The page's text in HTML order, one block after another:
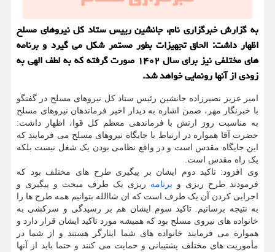
به گزارش خبرگزاری نام، جانشین رییس ستاد کل نیروهای مسلح
اظهار داشت: الحاق تجهیزات بطور مستمر شکل می گیرد و برنامه
های مختلفی نیز برای سال ۱۴۰۲ صورت گرفته که به لطف الهی به
زودی از آنها رونمایی خواهد شد.
امیر عزیز نصیرزاده جانشین رئیس ستاد کل نیروهای مسلح در گفتگو
با خبرنگار مهر، ضمن اشاره به دیدار اخیر فرماندهان نیروهای مسلح
به مناسبت روز ارتش با فرماندهی معظم کل قوا، اظهار داشت:
حضرت آقا همواره در ارتباط با جایگاه نیروهای مسلح می فرمایند که
این جایگاه مقدس است و در واقع نظامی بودن یک شغل نیست بلکه
یک راه مقدس است.
وی افزود: تاکید دوم ایشان بر پیگیری طرح های مختلف بود که
فرمودند طرح ریزی و برنامه ریزی یک طرف مبحث و پیگیری و
اجرایی کردن آن یک طرف است که ان شاالله بتوانیم همه طرح ها را
به نتیجه برسانیم. تاکید سوم ایشان هم بر رسیدگی و سرکشی به
خانواده های نیروی مسلح بود که همیشه مورد تاکید ایشان قرار دارد و
همواره می فرمایند خانواده های شما ایثارگر هستند و از شما در
مأموریت های مختلف پشتیبانی و حمایت می کنند و حتما باید از آنها